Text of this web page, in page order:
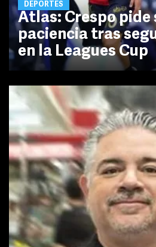
DEPORTES
Atlas: Crespo pide
paciencia tras
en la Leagues Cup